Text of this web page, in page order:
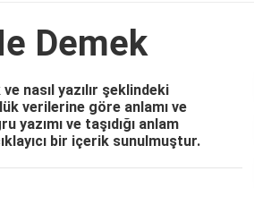
Demek
nasıl yazılır şeklindeki
verilerine göre anlamı ve
ve taşıdığı anlam
bir içerik sunulmuştur.